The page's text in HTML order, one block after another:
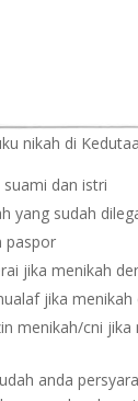
nikah di
dan istri
yang sudah
paspor
jika menikah
jika
menikah/cni
anda